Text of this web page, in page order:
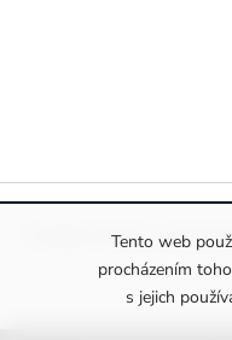
Tento web
procházením
s jejich
Pravidla ochrany a